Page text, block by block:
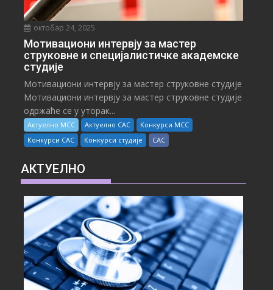
октобар 24, 2025
Мотивациони интервју за мастер
струковне и специјалистичке академске
студије
Мотивациони интервју за мастер струковне студије
Мотивациони интервју за мастер струковне студије
одржаће се у уторак...
Актуелно МСС Актуелно САС
Конкурси МСС
Конкурси САС
Конкурси студије САС
АКТУЕЛНО